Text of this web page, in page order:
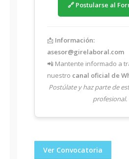
🔗 Postularse al
📩 Información:
asesor@girelaboral.com
📲 Mantente informado a
nuestro canal oficial de
Postúlate y haz parte de
profesional.
Ver Convocatoria